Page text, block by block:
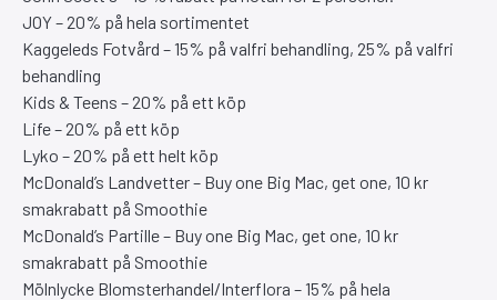
JOY – 20% på hela sortimentet
Kaggeleds Fotvård – 15% på valfri behandling, 25% på valfri
behandling
Kids & Teens – 20% på ett köp
Life – 20% på ett köp
Lyko – 20% på ett helt köp
McDonald’s Landvetter – Buy one Big Mac, get one, 10 kr
smakrabatt på Smoothie
McDonald’s Partille – Buy one Big Mac, get one, 10 kr
smakrabatt på Smoothie
Mölnlycke Blomsterhandel/Interflora – 15% på hela